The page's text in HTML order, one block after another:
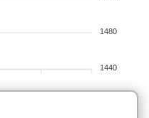
1480
1440